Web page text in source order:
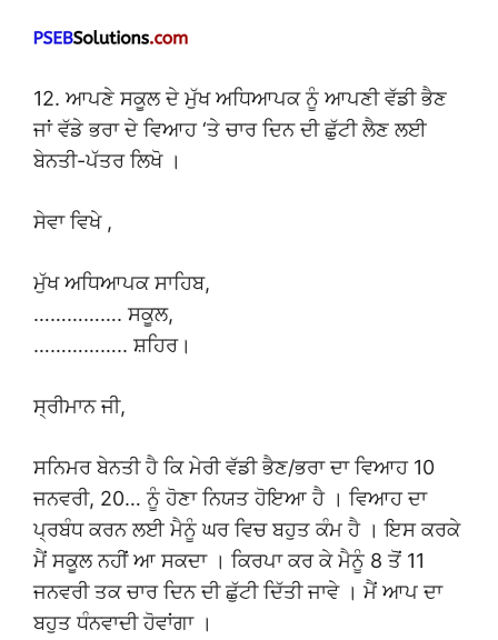
12. ਆਪਣੇ ਸਕੂਲ ਦੇ ਮੁੱਖ ਅਧਿਆਪਕ ਨੂੰ ਆਪਣੀ ਵੱਡੀ ਭੈਣ
ਜਾਂ ਵੱਡੇ ਭਰਾ ਦੇ ਵਿਆਹ ‘ਤੇ ਚਾਰ ਦਿਨ ਦੀ ਛੁੱਟੀ ਲੈਣ ਲਈ
ਬੇਨਤੀ-ਪੱਤਰ ਲਿਖੋ ।
ਸੇਵਾ ਵਿਖੇ ,
ਮੁੱਖ ਅਧਿਆਪਕ ਸਾਹਿਬ,
……………. ਸਕੂਲ,
…………….. ਸ਼ਹਿਰ।
ਸ੍ਰੀਮਾਨ ਜੀ,
ਸਨਿਮਰ ਬੇਨਤੀ ਹੈ ਕਿ ਮੇਰੀ ਵੱਡੀ ਭੈਣ/ਭਰਾ ਦਾ ਵਿਆਹ 10
ਜਨਵਰੀ, 20… ਨੂੰ ਹੋਣਾ ਨਿਯਤ ਹੋਇਆ ਹੈ । ਵਿਆਹ ਦਾ
ਪ੍ਰਬੰਧ ਕਰਨ ਲਈ ਮੈਨੂੰ ਘਰ ਵਿਚ ਬਹੁਤ ਕੰਮ ਹੈ । ਇਸ ਕਰਕੇ
ਮੈਂ ਸਕੂਲ ਨਹੀਂ ਆ ਸਕਦਾ । ਕਿਰਪਾ ਕਰ ਕੇ ਮੈਨੂੰ 8 ਤੋਂ 11
ਜਨਵਰੀ ਤਕ ਚਾਰ ਦਿਨ ਦੀ ਛੁੱਟੀ ਦਿੱਤੀ ਜਾਵੇ । ਮੈਂ ਆਪ ਦਾ
ਬਹੁਤ ਧੰਨਵਾਦੀ ਹੋਵਾਂਗਾ ।